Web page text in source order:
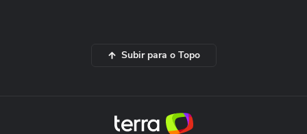
Subir para o Topo